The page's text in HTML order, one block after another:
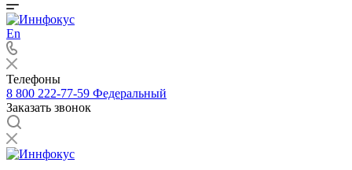
En
Телефоны
8 800 222-77-59 Федеральный
Заказать звонок